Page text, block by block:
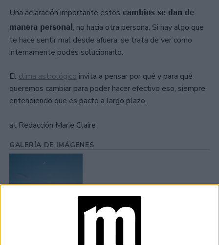
Una aclaración importante estos cambios se dan de
manera personal, no hacia otra persona. Si hay algo que
te hace sentir mal desde afuera, se trata de ver como
internamente podés solucionarlo.
El clima astrológico invita a pensar por qué y para qué
queremos cambiar para poder hacer efectivo eso, siempre
entendiendo que es pacto a largo plazo.
at Redacción Marie Claire
GALERÍA DE IMÁGENES